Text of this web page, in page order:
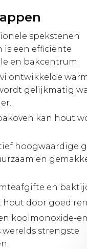
spekstenen
is een efficiënte
en bakcentrum.
ontwikkelde
gelijkmatig
kan hout
hoogwaardige
en
en
hout door goed
koolmonoxide-
werelds strengste